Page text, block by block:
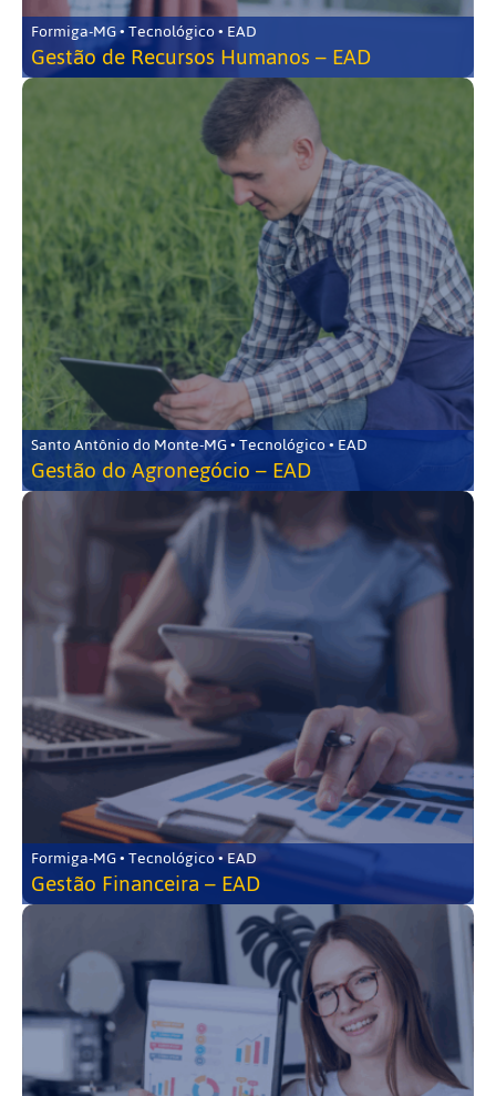
Formiga-MG • Tecnológico • EAD
Gestão de Recursos Humanos – EAD
Santo Antônio do Monte-MG • Tecnológico • EAD
Gestão do Agronegócio – EAD
Formiga-MG • Tecnológico • EAD
Gestão Financeira – EAD